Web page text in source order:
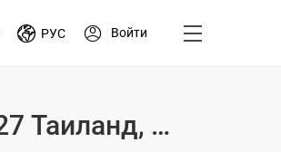
РУС Войти
Туры и цены на отдых в отеле Floral Hotel Dolphin Circle 4* 2026-2027 Таиланд, Паттайя